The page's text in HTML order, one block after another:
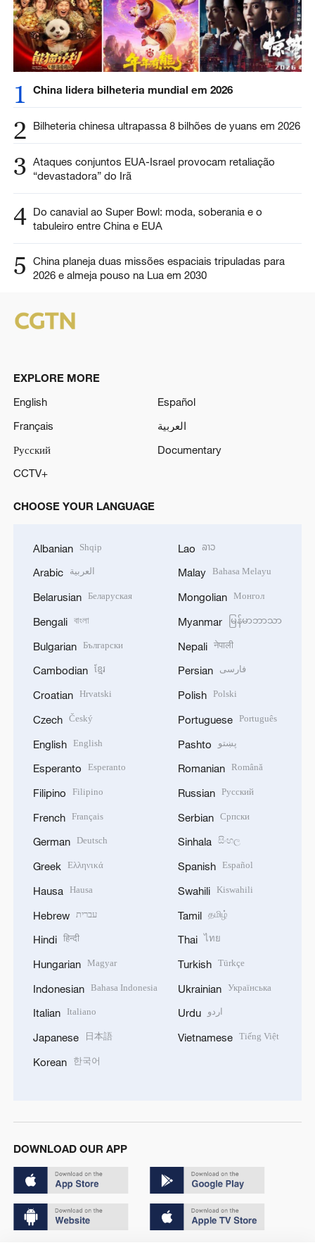
1 China lidera bilheteria mundial em 2026
2 Bilheteria chinesa ultrapassa 8 bilhões de yuans em 2026
3 Ataques conjuntos EUA-Israel provocam retaliação
“devastadora” do Irã
4 Do canavial ao Super Bowl: moda, soberania e o
tabuleiro entre China e EUA
5
China planeja duas missões espaciais tripuladas para
2026 e almeja pouso na Lua em 2030
EXPLORE MORE
English
Español
Français
العربية
Русский
Documentary
CCTV+
CHOOSE YOUR LANGUAGE
Albanian Shqip
Arabic العربية
Belarusian Беларуская
Bengali বাংলা
Bulgarian Български
Cambodian ខ្មែរ
Croatian Hrvatski
Czech Český
English English
Esperanto Esperanto
Filipino Filipino
French Français
German Deutsch
Greek Ελληνικά
Hausa Hausa
Hebrew עברית
Hindi हिन्दी
Hungarian Magyar
Indonesian Bahasa Indonesia
Italian Italiano
Japanese 日本語
Korean 한국어
Lao ລາວ
Malay Bahasa Melayu
Mongolian Монгол
Myanmar မြန်မာဘာသာ
Nepali नेपाली
Persian فارسی
Polish Polski
Portuguese Português
Pashto پښتو
Romanian Română
Russian Русский
Serbian Српски
Sinhala සිංහල
Spanish Español
Swahili Kiswahili
Tamil தமிழ்
Thai ไทย
Turkish Türkçe
Ukrainian Українська
Urdu اردو
Vietnamese Tiếng Việt
DOWNLOAD OUR APP